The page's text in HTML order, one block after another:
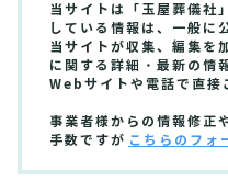
当サイトは「玉屋葬儀社
している情報は、一般に
当サイトが収集、編集を
に関する詳細・最新の情
Webサイトや電話で直接
事業者様からの情報修正
手数ですが こちらのフォ